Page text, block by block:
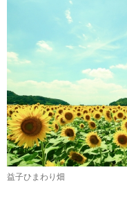
益子ひまわり畑